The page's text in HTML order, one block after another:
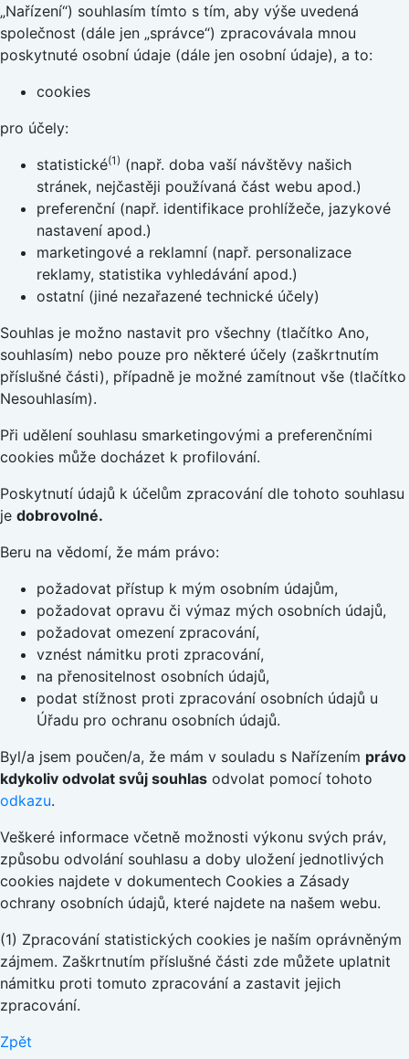
„Nařízení“) souhlasím tímto s tím, aby výše uvedená
společnost (dále jen „správce“) zpracovávala mnou
poskytnuté osobní údaje (dále jen osobní údaje), a to:
cookies
pro účely:
statistické(1) (např. doba vaší návštěvy našich
stránek, nejčastěji používaná část webu apod.)
preferenční (např. identifikace prohlížeče, jazykové
nastavení apod.)
marketingové a reklamní (např. personalizace
reklamy, statistika vyhledávání apod.)
ostatní (jiné nezařazené technické účely)
Souhlas je možno nastavit pro všechny (tlačítko Ano,
souhlasím) nebo pouze pro některé účely (zaškrtnutím
příslušné části), případně je možné zamítnout vše (tlačítko
Nesouhlasím).
Při udělení souhlasu smarketingovými a preferenčními
cookies může docházet k profilování.
Poskytnutí údajů k účelům zpracování dle tohoto souhlasu
je dobrovolné.
Beru na vědomí, že mám právo:
požadovat přístup k mým osobním údajům,
požadovat opravu či výmaz mých osobních údajů,
požadovat omezení zpracování,
vznést námitku proti zpracování,
na přenositelnost osobních údajů,
podat stížnost proti zpracování osobních údajů u
Úřadu pro ochranu osobních údajů.
Byl/a jsem poučen/a, že mám v souladu s Nařízením právo
kdykoliv odvolat svůj souhlas odvolat pomocí tohoto
odkazu.
Veškeré informace včetně možnosti výkonu svých práv,
způsobu odvolání souhlasu a doby uložení jednotlivých
cookies najdete v dokumentech Cookies a Zásady
ochrany osobních údajů, které najdete na našem webu.
(1) Zpracování statistických cookies je naším oprávněným
zájmem. Zaškrtnutím příslušné části zde můžete uplatnit
námitku proti tomuto zpracování a zastavit jejich
zpracování.
Zpět